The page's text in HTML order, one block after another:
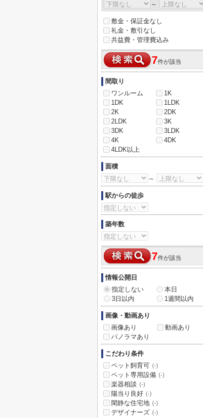
～
敷金・保証金なし
礼金・敷引なし
共益費・管理費込み
7件が該当
間取り
ワンルーム
1K
1DK
1LDK
2K
2DK
2LDK
3K
3DK
3LDK
4K
4DK
4LDK以上
面積
～
駅からの徒歩
築年数
7件が該当
情報公開日
指定しない
本日
3日以内
1週間以内
画像・動画あり
画像あり
動画あり
パノラマあり
こだわり条件
ペット飼育可 (-)
ペット専用設備 (-)
楽器相談 (-)
陽当り良好 (-)
閑静な住宅地 (-)
デザイナーズ (-)